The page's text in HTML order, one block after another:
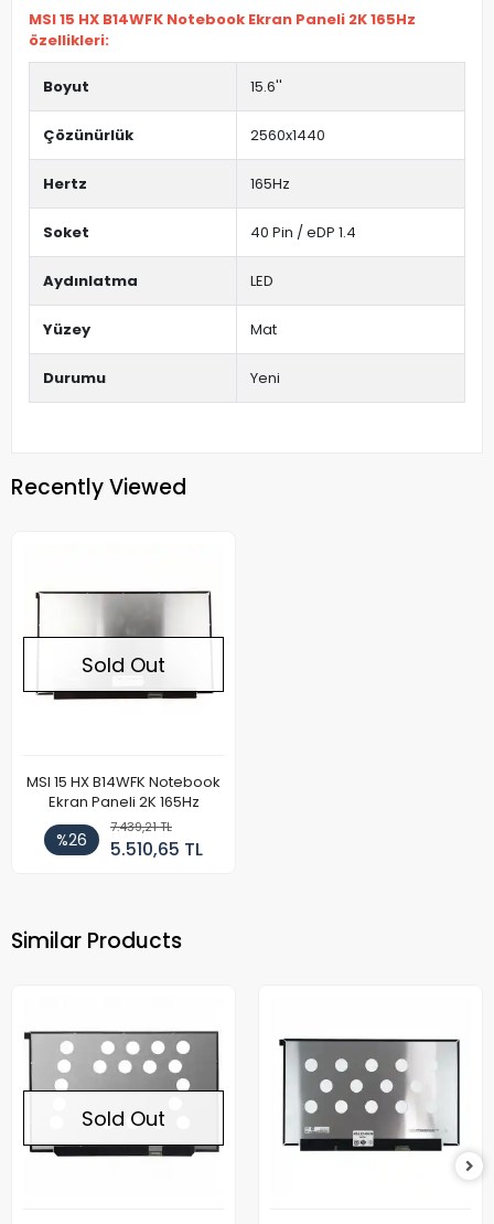
MSI 15 HX B14WFK Notebook Ekran Paneli 2K 165Hz
özellikleri:
Boyut 15.6''
Çözünürlük 2560x1440
Hertz 165Hz
Soket 40 Pin / eDP 1.4
Aydınlatma LED
Yüzey Mat
Durumu Yeni
Recently Viewed
Sold Out
MSI 15 HX B14WFK Notebook
Ekran Paneli 2K 165Hz
%26
7.439,21 TL
5.510,65 TL
Similar Products
Sold Out